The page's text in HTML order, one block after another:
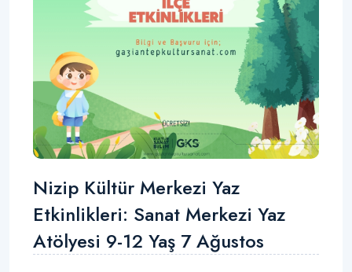
Nizip Kültür Merkezi Yaz
Etkinlikleri: Sanat Merkezi Yaz
Atölyesi 9-12 Yaş 7 Ağustos